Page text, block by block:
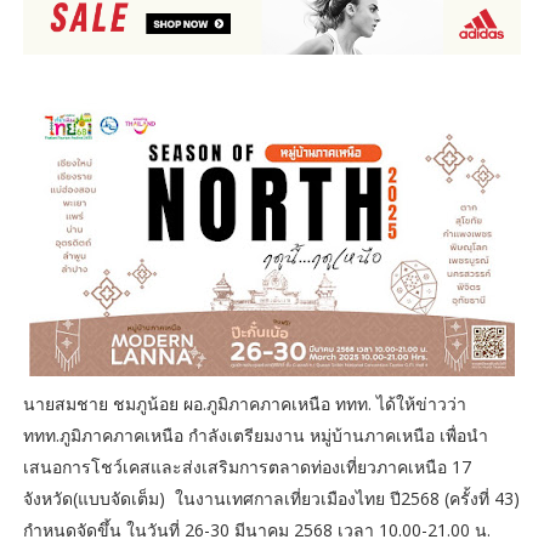
นายสมชาย ชมภูน้อย ผอ.ภูมิภาคภาคเหนือ ททท. ได้ให้ข่าวว่า
ททท.ภูมิภาคภาคเหนือ กำลังเตรียมงาน หมู่บ้านภาคเหนือ เพื่อนำ
เสนอการโชว์เคสและส่งเสริมการตลาดท่องเที่ยวภาคเหนือ 17
จังหวัด(แบบจัดเต็ม) ในงานเทศกาลเที่ยวเมืองไทย ปี2568 (ครั้งที่ 43)
กำหนดจัดขึ้น ในวันที่ 26-30 มีนาคม 2568 เวลา 10.00-21.00 น.